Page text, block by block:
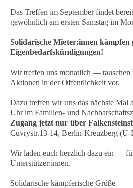
Das Treffen im September findet
gewöhnlich am ersten Samstag im
Solidarische Mieter:innen kämpfen
Eigenbedarfskündigungen!
Wir treffen uns monatlich — tauschen
Aktionen in der Öffentlichkeit vor.
Dazu treffen wir uns das nächste Mal
Uhr im Familien- und
Zugang jetzt nur über
Cuvrystr.13-14, Berlin-Kreuzberg (U-
Wir laden euch herzlich dazu ein —
Unterstützer:innen.
Solidarische kämpferische Grüße